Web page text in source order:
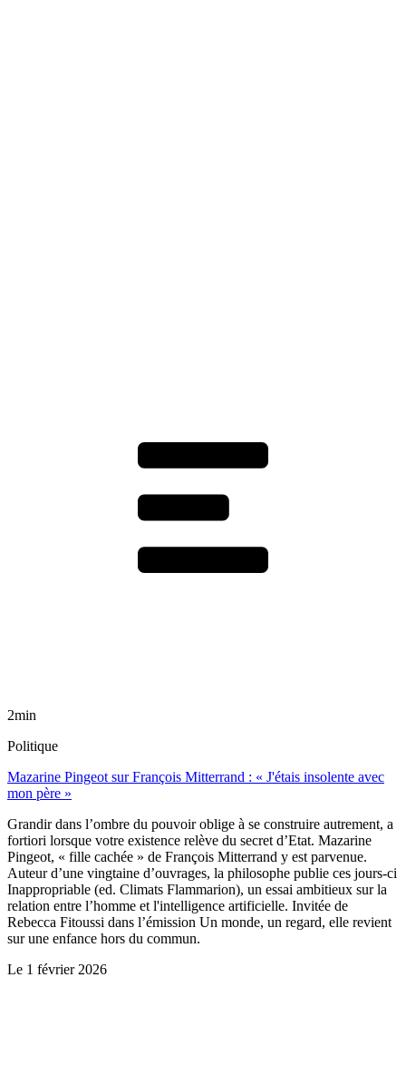
2min
Politique
Mazarine Pingeot sur François Mitterrand : « J'étais insolente avec
mon père »
Grandir dans l’ombre du pouvoir oblige à se construire autrement, a
fortiori lorsque votre existence relève du secret d’Etat. Mazarine
Pingeot, « fille cachée » de François Mitterrand y est parvenue.
Auteur d’une vingtaine d’ouvrages, la philosophe publie ces jours-ci
Inappropriable (ed. Climats Flammarion), un essai ambitieux sur la
relation entre l’homme et l'intelligence artificielle. Invitée de
Rebecca Fitoussi dans l’émission Un monde, un regard, elle revient
sur une enfance hors du commun.
Le 1 février 2026